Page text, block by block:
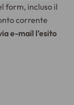
form, incluso il
corrente
e-mail l’esito